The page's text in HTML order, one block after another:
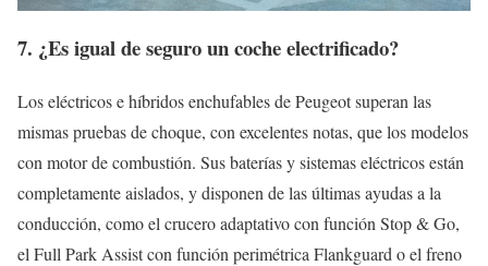
7. ¿Es igual de seguro un coche electrificado?
Los eléctricos e híbridos enchufables de Peugeot superan las
mismas pruebas de choque, con excelentes notas, que los modelos
con motor de combustión. Sus baterías y sistemas eléctricos están
completamente aislados, y disponen de las últimas ayudas a la
conducción, como el crucero adaptativo con función Stop & Go,
el Full Park Assist con función perimétrica Flankguard o el freno